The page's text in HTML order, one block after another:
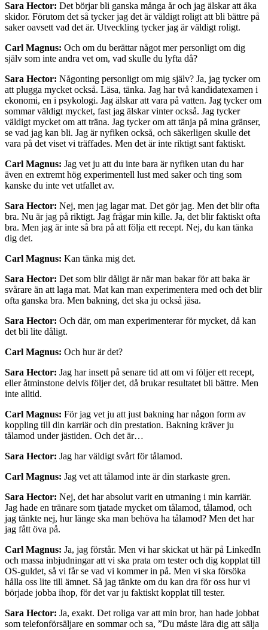
Sara Hector: Det börjar bli ganska många år och jag älskar att åka
skidor. Förutom det så tycker jag det är väldigt roligt att bli bättre på
saker oavsett vad det är. Utveckling tycker jag är väldigt roligt.
Carl Magnus: Och om du berättar något mer personligt om dig
själv som inte andra vet om, vad skulle du lyfta då?
Sara Hector: Någonting personligt om mig själv? Ja, jag tycker om
att plugga mycket också. Läsa, tänka. Jag har två kandidatexamen i
ekonomi, en i psykologi. Jag älskar att vara på vatten. Jag tycker om
sommar väldigt mycket, fast jag älskar vinter också. Jag tycker
väldigt mycket om att träna. Jag tycker om att tänja på mina gränser,
se vad jag kan bli. Jag är nyfiken också, och säkerligen skulle det
vara på det viset vi träffades. Men det är inte riktigt sant faktiskt.
Carl Magnus: Jag vet ju att du inte bara är nyfiken utan du har
även en extremt hög experimentell lust med saker och ting som
kanske du inte vet utfallet av.
Sara Hector: Nej, men jag lagar mat. Det gör jag. Men det blir ofta
bra. Nu är jag på riktigt. Jag frågar min kille. Ja, det blir faktiskt ofta
bra. Men jag är inte så bra på att följa ett recept. Nej, du kan tänka
dig det.
Carl Magnus: Kan tänka mig det.
Sara Hector: Det som blir dåligt är när man bakar för att baka är
svårare än att laga mat. Mat kan man experimentera med och det blir
ofta ganska bra. Men bakning, det ska ju också jäsa.
Sara Hector: Och där, om man experimenterar för mycket, då kan
det bli lite dåligt.
Carl Magnus: Och hur är det?
Sara Hector: Jag har insett på senare tid att om vi följer ett recept,
eller åtminstone delvis följer det, då brukar resultatet bli bättre. Men
inte alltid.
Carl Magnus: För jag vet ju att just bakning har någon form av
koppling till din karriär och din prestation. Bakning kräver ju
tålamod under jästiden. Och det är…
Sara Hector: Jag har väldigt svårt för tålamod.
Carl Magnus: Jag vet att tålamod inte är din starkaste gren.
Sara Hector: Nej, det har absolut varit en utmaning i min karriär.
Jag hade en tränare som tjatade mycket om tålamod, tålamod, och
jag tänkte nej, hur länge ska man behöva ha tålamod? Men det har
jag fått öva på.
Carl Magnus: Ja, jag förstår. Men vi har skickat ut här på LinkedIn
och massa inbjudningar att vi ska prata om tester och dig kopplat till
OS-guldet, så vi får se vad vi kommer in på. Men vi ska försöka
hålla oss lite till ämnet. Så jag tänkte om du kan dra för oss hur vi
började jobba ihop, för det var ju faktiskt kopplat till tester.
Sara Hector: Ja, exakt. Det roliga var att min bror, han hade jobbat
som telefonförsäljare en sommar och sa, ”Du måste lära dig att sälja